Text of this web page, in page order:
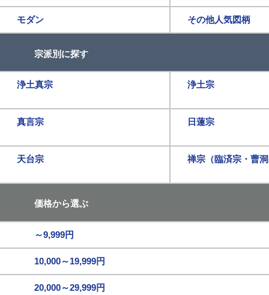
モダン その他人気図柄
宗派別に探す
浄土真宗 浄土宗
真言宗 日蓮宗
天台宗 禅宗（臨済宗・曹
価格から選ぶ
～9,999円
10,000～19,999円
20,000～29,999円